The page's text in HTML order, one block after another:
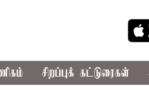
சிறப்புக் கட்டுரைகள்